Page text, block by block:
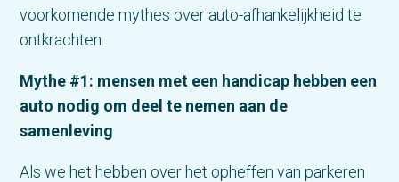
voorkomende mythes over auto-afhankelijkheid te
ontkrachten.
Mythe #1: mensen met een handicap hebben een
auto nodig om deel te nemen aan de
samenleving
Als we het hebben over het opheffen van parkeren